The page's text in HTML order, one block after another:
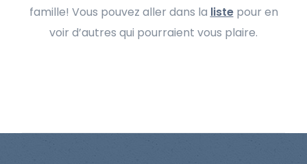
famille! Vous pouvez aller dans la listepour en
voir d’autres qui pourraient vous plaire.